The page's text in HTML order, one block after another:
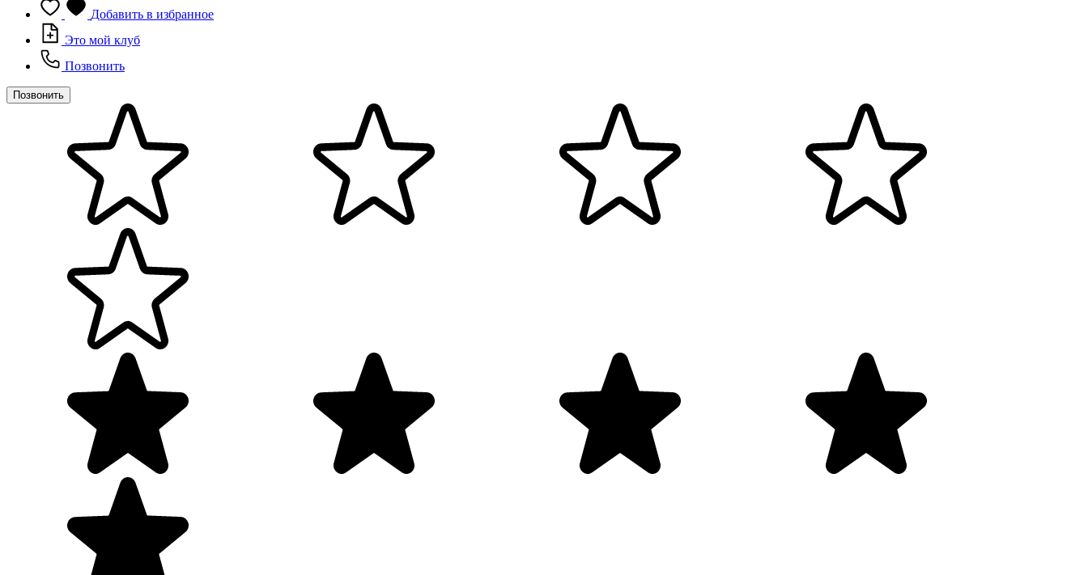
Добавить в избранное
Это мой клуб
Позвонить
Позвонить